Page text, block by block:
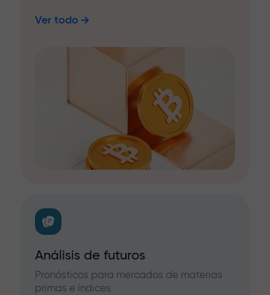
Ver todo
Análisis de futuros
Pronósticos para mercados de materias
primas e índices